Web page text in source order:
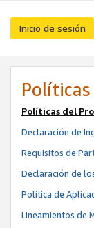
Inicio de sesión
Políticas del
Declaración de
Requisitos de
Declaración de
Política de
Lineamientos de